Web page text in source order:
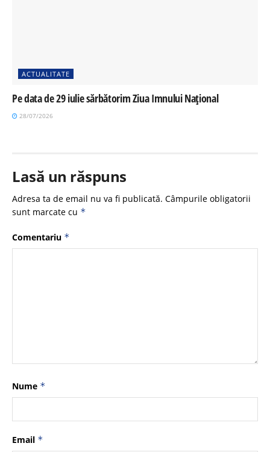
ACTUALITATE
Pe data de 29 iulie sărbătorim Ziua Imnului Național
28/07/2026
Lasă un răspuns
Adresa ta de email nu va fi publicată. Câmpurile obligatorii
sunt marcate cu *
Comentariu *
Nume *
Email *